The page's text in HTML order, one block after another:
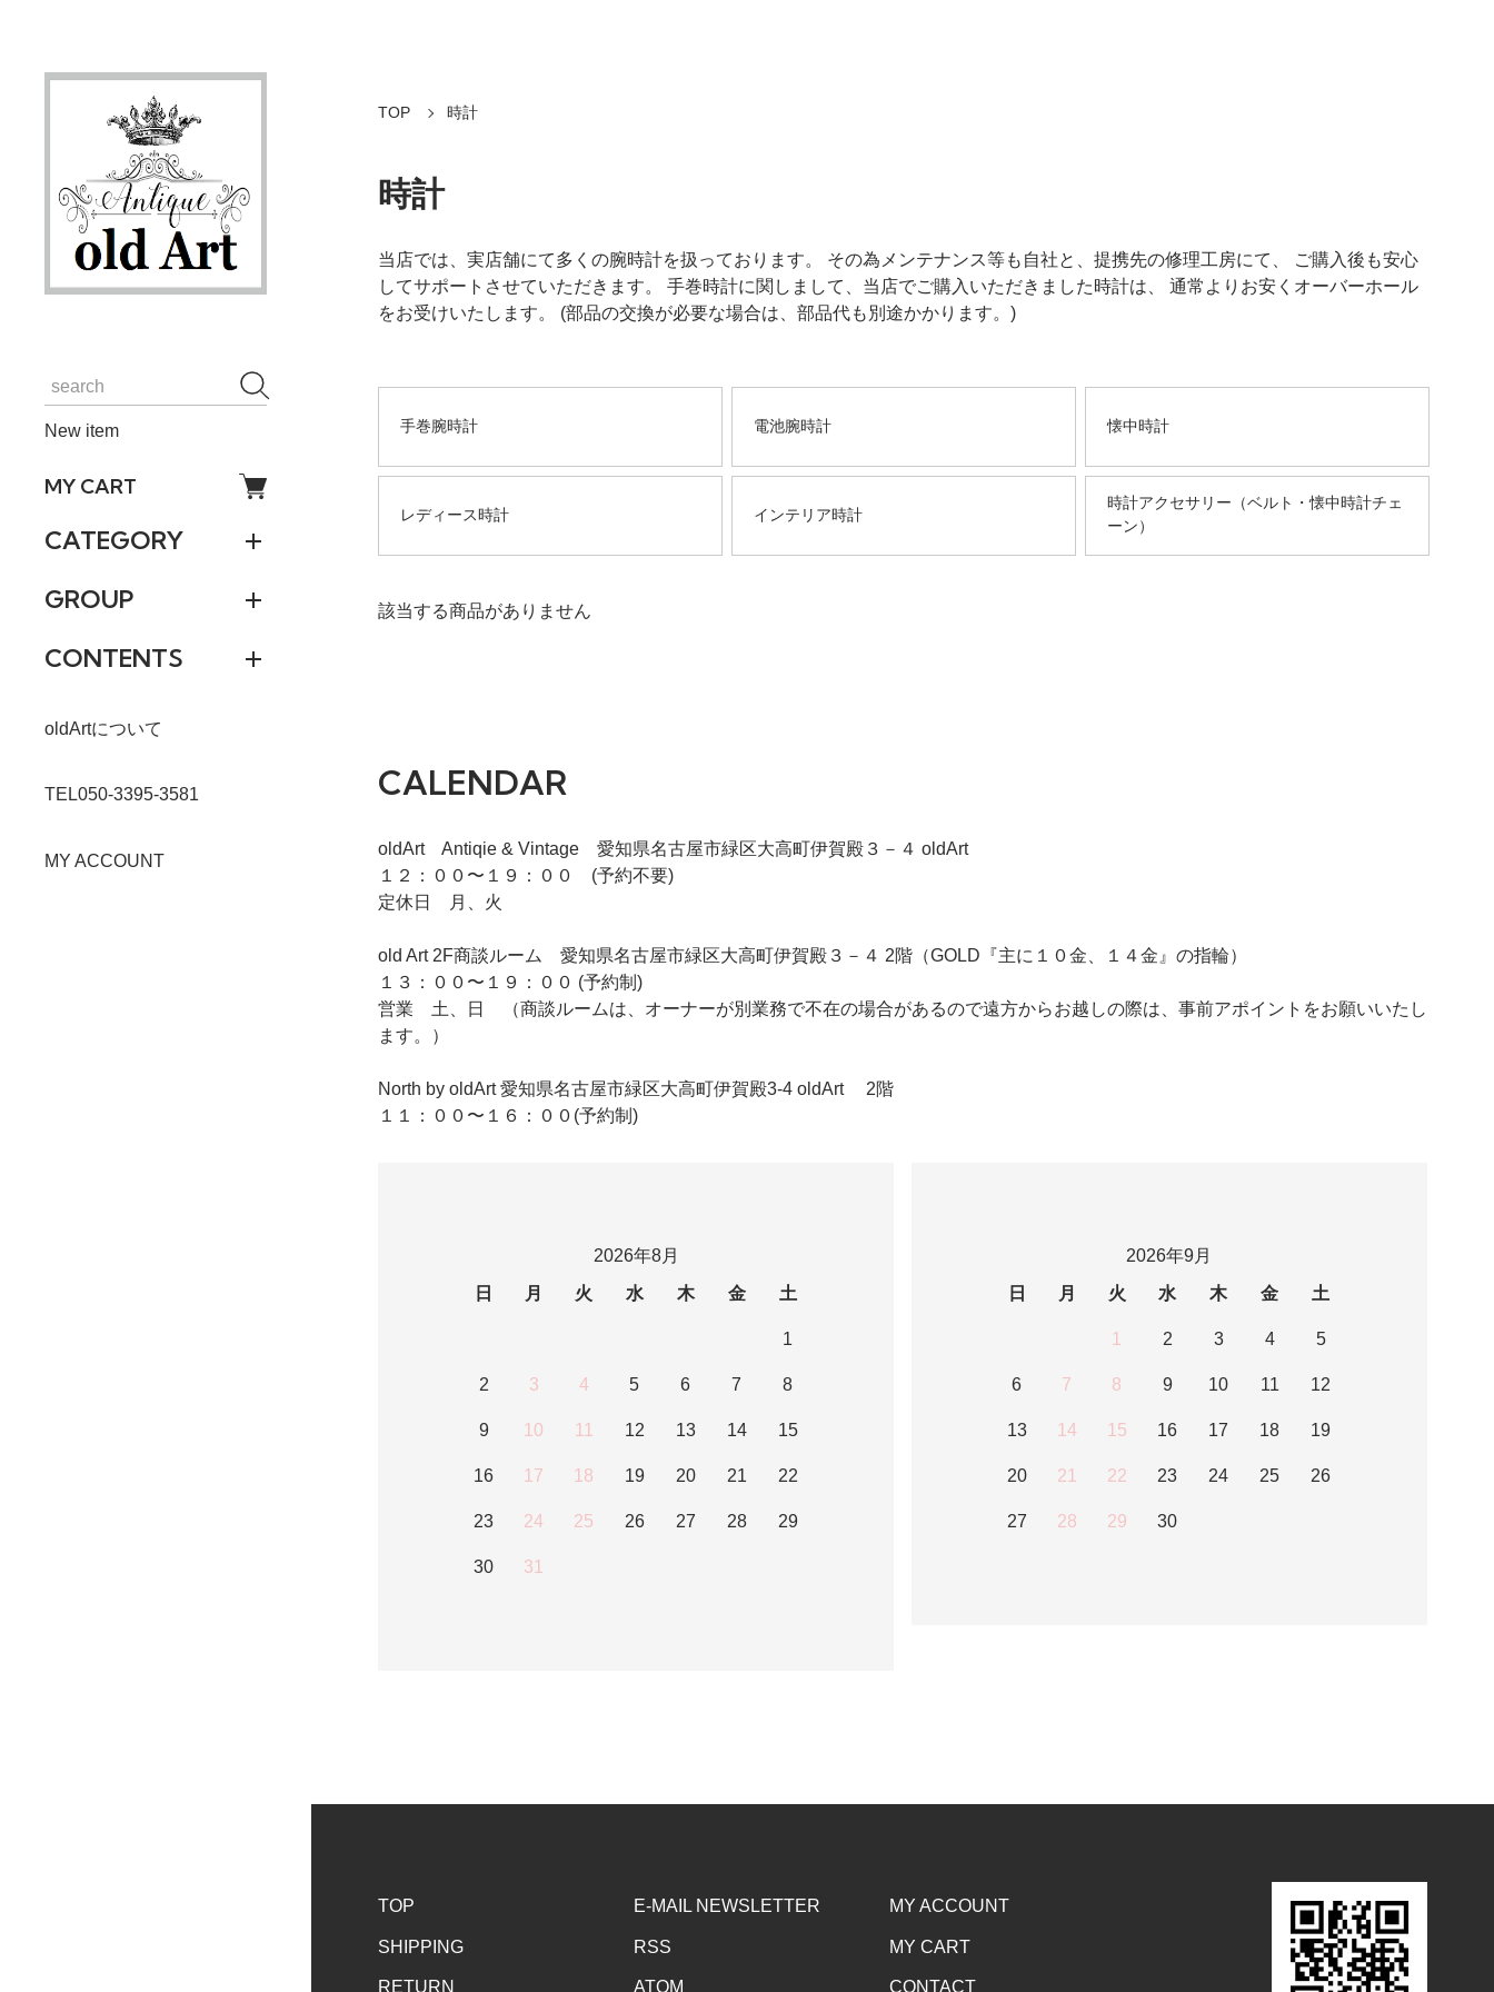
New item
MY CART
CATEGORY
GROUP
CONTENTS
oldArtについて
TEL050-3395-3581
MY ACCOUNT
TOP 時計
時計
当店では、実店舗にて多くの腕時計を扱っております。 その為メンテナンス等も自社と、提携先の修理工房にて、 ご購入後も安心
してサポートさせていただきます。 手巻時計に関しまして、当店でご購入いただきました時計は、 通常よりお安くオーバーホール
をお受けいたします。 (部品の交換が必要な場合は、部品代も別途かかります。)
手巻腕時計 電池腕時計 懐中時計
レディース時計 インテリア時計
時計アクセサリー（ベルト・懐中時計チェ
ーン）
該当する商品がありません
CALENDAR
oldArt Antiqie & Vintage 愛知県名古屋市緑区大高町伊賀殿３－４ oldArt
１２：００〜１９：００ (予約不要)
定休日 月、火
old Art 2F商談ルーム 愛知県名古屋市緑区大高町伊賀殿３－４ 2階（GOLD『主に１０金、１４金』の指輪）
１３：００〜１９：００ (予約制)
営業 土、日 （商談ルームは、オーナーが別業務で不在の場合があるので遠方からお越しの際は、事前アポイントをお願いいたし
ます。）
North by oldArt 愛知県名古屋市緑区大高町伊賀殿3-4 oldArt 2階
１１：００〜１６：００(予約制)
2026年8月
日
月 火 水 木 金 土
1
2 3 4 5 6 7 8
9 10 11 12 13 14 15
16 17 18 19 20 21 22
23 24 25 26 27 28 29
30 31
2026年9月
日
月 火 水 木 金 土
1 2 3 4 5
6 7 8 9 10 11 12
13 14 15 16 17 18 19
20 21 22 23 24 25 26
27 28 29 30
TOP
SHIPPING
RETURN
E-MAIL NEWSLETTER
RSS
ATOM
MY ACCOUNT
MY CART
CONTACT